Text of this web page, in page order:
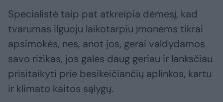
Specialistė taip pat atkreipia dėmesį, kad
tvarumas ilguoju laikotarpiu įmonėms tikrai
apsimokės, nes, anot jos, gerai valdydamos
savo rizikas, jos galės daug geriau ir lanksčiau
prisitaikyti prie besikeičiančių aplinkos, kartu
ir klimato kaitos sąlygų.